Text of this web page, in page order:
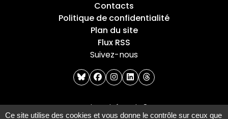
Ce site utilise des cookies et vous donne le contrôle sur ceux que
Contacts
Politique de confidentialité
Plan du site
Flux RSS
Suivez-nous
blueskyfacebook
instagram
linkedinthreads
Université Paris 8